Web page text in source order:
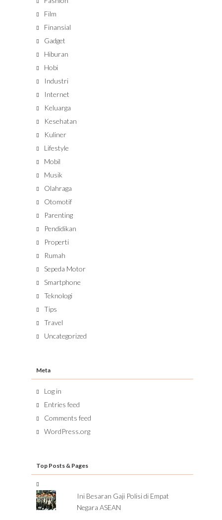
Film
Finansial
Gadget
Hiburan
Hobi
Industri
Internet
Keluarga
Kesehatan
Kuliner
Lifestyle
Mobil
Musik
Olahraga
Otomotif
Parenting
Pendidikan
Properti
Rumah
Sepeda Motor
Smartphone
Teknologi
Tips
Travel
Uncategorized
Meta
Log in
Entries feed
Comments feed
WordPress.org
Top Posts & Pages
Ini Besaran Gaji Polisi di Empat
Negara ASEAN